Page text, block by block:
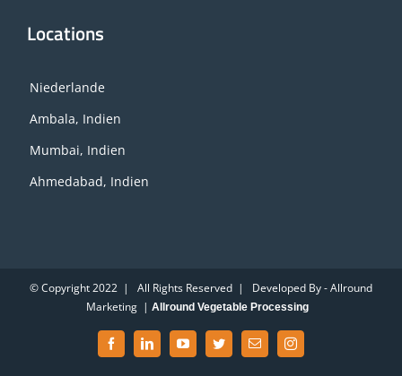
Locations
Niederlande
Ambala, Indien
Mumbai, Indien
Ahmedabad, Indien
© Copyright 2022 | All Rights Reserved | Developed By - Allround
Marketing | Allround Vegetable Processing
FacebookLinkedInYouTubeTwitterEmail Instagram